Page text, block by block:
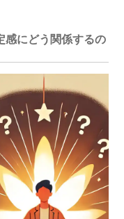
感にどう関係するの